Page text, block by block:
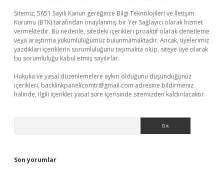
Sitemiz, 5651 Sayılı Kanun gereğince Bilgi Teknolojileri ve İletişim
Kurumu (BTK) tarafından onaylanmış bir Yer Sağlayıcı olarak hizmet
vermektedir. Bu nedenle, sitedeki içerikleri proaktif olarak denetleme
veya araştırma yükümlülüğümüz bulunmamaktadır. Ancak, üyelerimiz
yazdıkları içeriklerin sorumluluğunu taşımakta olup, siteye üye olarak
bu sorumluluğu kabul etmiş sayılırlar.
Hukuka ve yasal düzenlemelere aykırı olduğunu düşündüğünüz
içerikleri, backlinkpanelicomtr@gmail.com adresine bildirmeniz
halinde, ilgili içerikler yasal süre içerisinde sitemizden kaldırılacaktır.
Son yorumlar